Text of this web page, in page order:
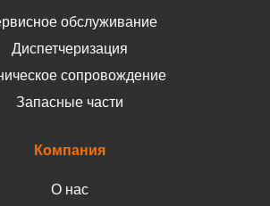
обслуживание
Диспетчеризация
сопровождение
Запасные части
Компания
О нас